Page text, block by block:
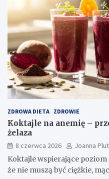
ZDROWA DIETA ZDROWIE
Koktajle na anemię –
żelaza
8 czerwca 2026
Joanna
Koktajle wspierające
że nie muszą być ciężkie,